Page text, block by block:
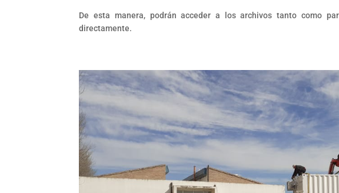
De esta manera, podrán acceder a los archivos tanto como
directamente.